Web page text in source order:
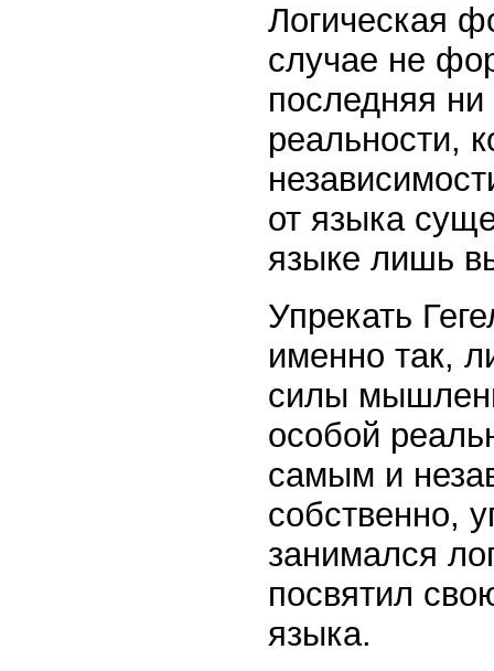
Логическая
случае не
последняя
реальности,
от языка
языке лишь
Упрекать
именно так,
силы
особой
самым и
собственно,
занимался
посвятил
языка.